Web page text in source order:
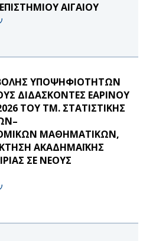
ΑΙΓΑΙΟΥ
ΥΠΟΨΗΦΙΟΤΗΤΩΝ
ΔΙΔΑΣΚΟΝΤΕΣ ΕΑΡΙΝΟΥ
ΤΟΥ ΤΜ. ΣΤΑΤΙΣΤΙΚΗΣ
ΜΑΘΗΜΑΤΙΚΩΝ,
ΑΚΑΔΗΜΑΪΚΗΣ
ΣΕ ΝΕΟΥΣ